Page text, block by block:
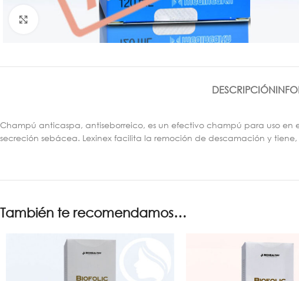
Click para agrandar
DESCRIPCIÓN
Champú anticaspa, antiseborreico, es un efectivo champú para uso en
secreción sebácea. Lexinex facilita la remoción de descamación y
También te recomendamos…